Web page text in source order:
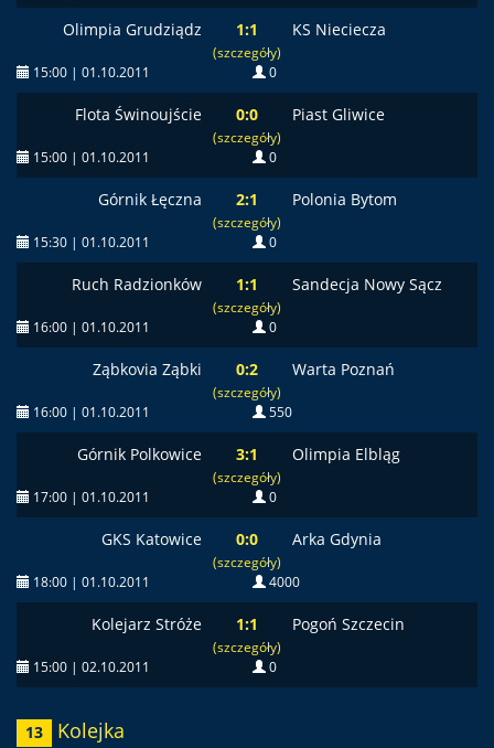
Olimpia Grudziądz 1:1
(szczegóły)
KS Nieciecza
15:00 | 01.10.2011 0
Flota Świnoujście 0:0
(szczegóły)
Piast Gliwice
15:00 | 01.10.2011 0
Górnik Łęczna 2:1
(szczegóły)
Polonia Bytom
15:30 | 01.10.2011 0
Ruch Radzionków 1:1
(szczegóły)
Sandecja Nowy Sącz
16:00 | 01.10.2011 0
Ząbkovia Ząbki 0:2
(szczegóły)
Warta Poznań
16:00 | 01.10.2011 550
Górnik Polkowice 3:1
(szczegóły)
Olimpia Elbląg
17:00 | 01.10.2011 0
GKS Katowice 0:0
(szczegóły)
Arka Gdynia
18:00 | 01.10.2011 4000
Kolejarz Stróże 1:1
(szczegóły)
Pogoń Szczecin
15:00 | 02.10.2011 0
13 Kolejka